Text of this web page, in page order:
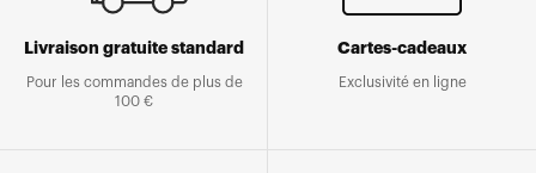
Livraison gratuite standard
Pour les commandes de plus de
100 €
Cartes-cadeaux
Exclusivité en ligne